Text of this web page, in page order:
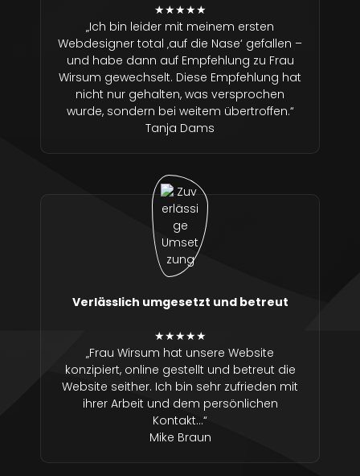
★★★★★
„Ich bin leider mit meinem ersten
Webdesigner total ‚auf die Nase‘ gefallen –
und habe dann auf Empfehlung zu Frau
Wirsum gewechselt. Diese Empfehlung hat
nicht nur gehalten, was versprochen
wurde, sondern bei weitem übertroffen.“
Tanja Dams
Verlässlich umgesetzt und betreut
★★★★★
„Frau Wirsum hat unsere Website
konzipiert, online gestellt und betreut die
Website seither. Ich bin sehr zufrieden mit
ihrer Arbeit und dem persönlichen
Kontakt…“
Mike Braun